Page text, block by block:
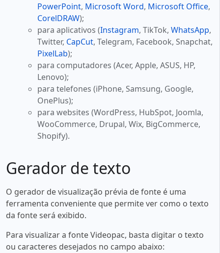
PowerPoint, Microsoft Word, Microsoft Office,
CorelDRAW);
para aplicativos (Instagram, TikTok, WhatsApp,
Twitter, CapCut, Telegram, Facebook, Snapchat,
PixelLab);
para computadores (Acer, Apple, ASUS, HP,
Lenovo);
para telefones (iPhone, Samsung, Google,
OnePlus);
para websites (WordPress, HubSpot, Joomla,
WooCommerce, Drupal, Wix, BigCommerce,
Shopify).
Gerador de texto
O gerador de visualização prévia de fonte é uma
ferramenta conveniente que permite ver como o texto
da fonte será exibido.
Para visualizar a fonte Videopac, basta digitar o texto
ou caracteres desejados no campo abaixo: